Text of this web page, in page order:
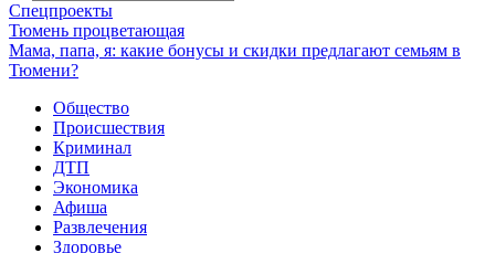
Спецпроекты
Тюмень процветающая
Мама, папа, я: какие бонусы и скидки предлагают семьям в
Тюмени?
Общество
Происшествия
Криминал
ДТП
Экономика
Афиша
Развлечения
Здоровье